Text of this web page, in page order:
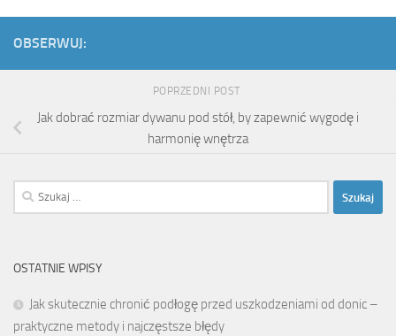
OBSERWUJ:
POPRZEDNI POST
Jak dobrać rozmiar dywanu pod stół, by zapewnić wygodę i
harmonię wnętrza
Szukaj:
OSTATNIE WPISY
Jak skutecznie chronić podłogę przed uszkodzeniami od donic –
praktyczne metody i najczęstsze błędy